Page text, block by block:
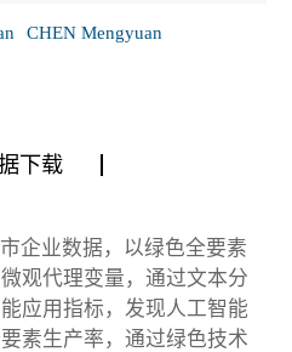
CHEN Mengyuan
下载
企业数据，以绿色全要素
观代理变量，通过文本分
应用指标，发现人工智能
素生产率，通过绿色技术